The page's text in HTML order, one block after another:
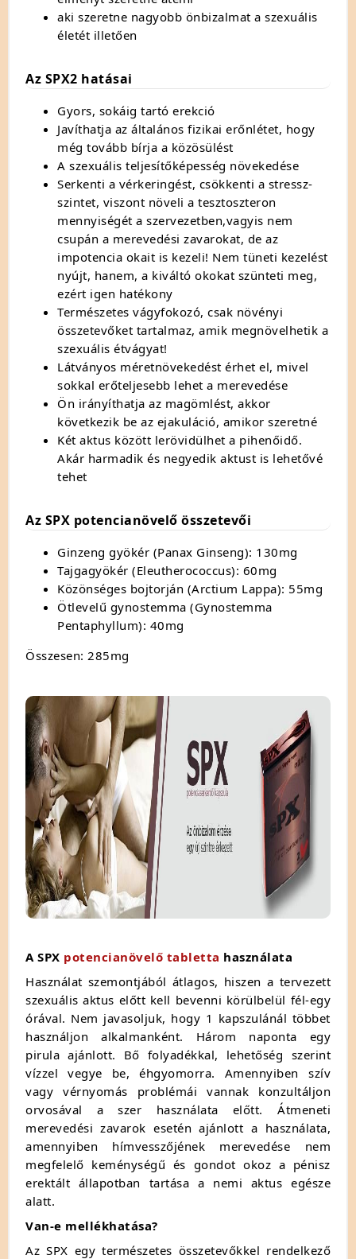
aki szeretne nagyobb önbizalmat a szexuális
életét illetően
Az SPX2 hatásai
Gyors, sokáig tartó erekció
Javíthatja az általános fizikai erőnlétet, hogy
még tovább bírja a közösülést
A szexuális teljesítőképesség növekedése
Serkenti a vérkeringést, csökkenti a stressz-
szintet, viszont növeli a tesztoszteron
mennyiségét a szervezetben,vagyis nem
csupán a merevedési zavarokat, de az
impotencia okait is kezeli! Nem tüneti kezelést
nyújt, hanem, a kiváltó okokat szünteti meg,
ezért igen hatékony
Természetes vágyfokozó, csak növényi
összetevőket tartalmaz, amik megnövelhetik a
szexuális étvágyat!
Látványos méretnövekedést érhet el, mivel
sokkal erőteljesebb lehet a merevedése
Ön irányíthatja az magömlést, akkor
következik be az ejakuláció, amikor szeretné
Két aktus között lerövidülhet a pihenőidő.
Akár harmadik és negyedik aktust is lehetővé
tehet
Az SPX potencianövelő összetevői
Ginzeng gyökér (Panax Ginseng): 130mg
Tajgagyökér (Eleutherococcus): 60mg
Közönséges bojtorján (Arctium Lappa): 55mg
Ötlevelű gynostemma (Gynostemma
Pentaphyllum): 40mg
Összesen: 285mg
A SPX potencianövelő tabletta használata
Használat szemontjából átlagos, hiszen a tervezett
szexuális aktus előtt kell bevenni körülbelül fél-egy
órával. Nem javasoljuk, hogy 1 kapszulánál többet
használjon alkalmanként. Három naponta egy
pirula ajánlott. Bő folyadékkal, lehetőség szerint
vízzel vegye be, éhgyomorra. Amennyiben szív
vagy vérnyomás problémái vannak konzultáljon
orvosával a szer használata előtt. Átmeneti
merevedési zavarok esetén ajánlott a használata,
amennyiben hímvesszőjének merevedése nem
megfelelő keménységű és gondot okoz a pénisz
erektált állapotban tartása a nemi aktus egésze
alatt.
Van-e mellékhatása?
Az SPX egy természetes összetevőkkel rendelkező